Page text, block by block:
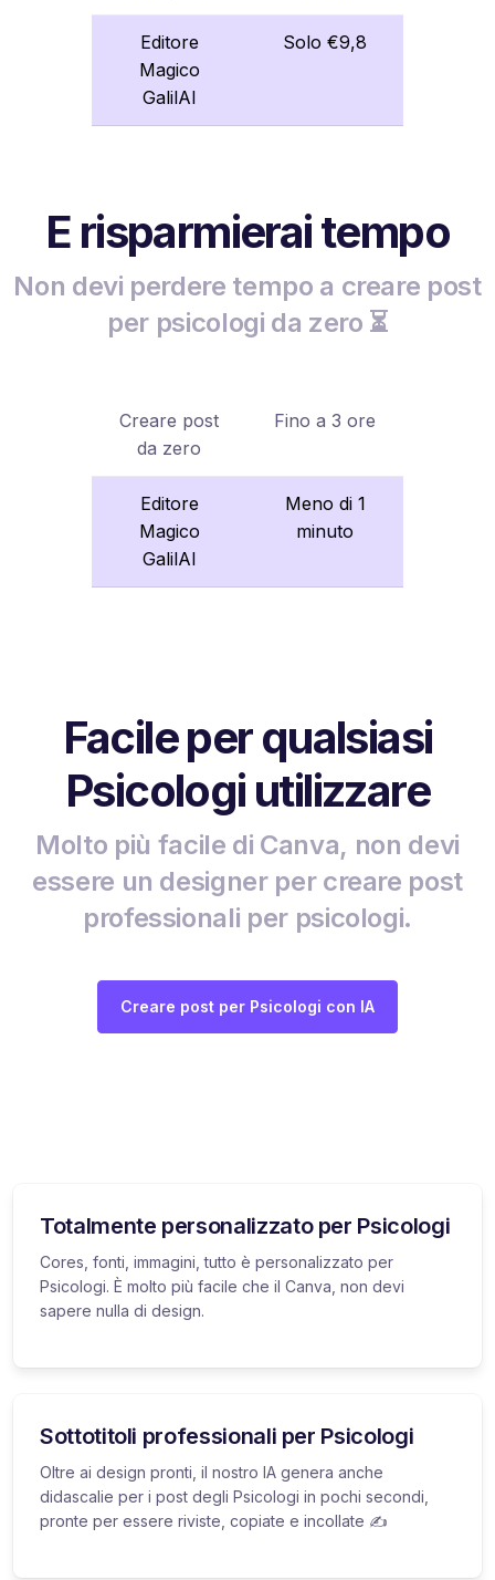
Editore
Magico
GalilAI
Solo €9,8
E risparmierai tempo
Non devi perdere tempo a creare post
per psicologi da zero ⏳
Creare post
da zero
Fino a 3 ore
Editore
Magico
GalilAI
Meno di 1
minuto
Facile per qualsiasi
Psicologi utilizzare
Molto più facile di Canva, non devi
essere un designer per creare post
professionali per psicologi.
Creare post per Psicologi con IA
Totalmente personalizzato per Psicologi
Cores, fonti, immagini, tutto è personalizzato per
Psicologi. È molto più facile che il Canva, non devi
sapere nulla di design.
Sottotitoli professionali per Psicologi
Oltre ai design pronti, il nostro IA genera anche
didascalie per i post degli Psicologi in pochi secondi,
pronte per essere riviste, copiate e incollate ✍️